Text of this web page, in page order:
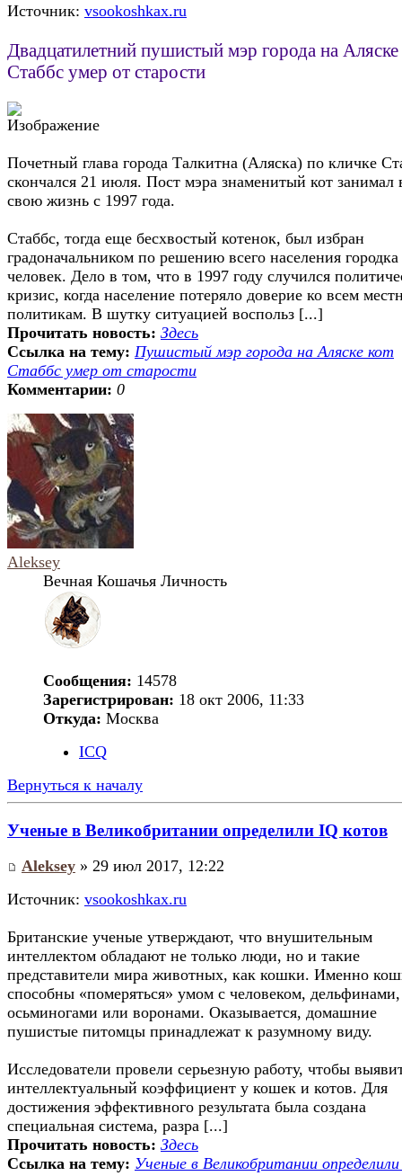
Источник: vsookoshkax.ru
Двадцатилетний пушистый мэр города на Аляске
Стаббс умер от старости
Почетный глава города Талкитна (Аляска) по кличке
скончался 21 июля. Пост мэра знаменитый кот занимал
свою жизнь с 1997 года.
Стаббс, тогда еще бесхвостый котенок, был избран
градоначальником по решению всего населения
человек. Дело в том, что в 1997 году случился
кризис, когда население потеряло доверие ко всем
политикам. В шутку ситуацией воспольз [...]
Прочитать новость: Здесь
Ссылка на тему: Пушистый мэр города на Аляске кот
Стаббс умер от старости
Комментарии: 0
Aleksey
Вечная Кошачья Личность
Сообщения: 14578
Зарегистрирован: 18 окт 2006, 11:33
Откуда: Москва
ICQ
Вернуться к началу
Ученые в Великобритании определили IQ котов
Aleksey » 29 июл 2017, 12:22
Источник: vsookoshkax.ru
Британские ученые утверждают, что внушительным
интеллектом обладают не только люди, но и такие
представители мира животных, как кошки. Именно
способны «померяться» умом с человеком, дельфинами,
осьминогами или воронами. Оказывается, домашние
пушистые питомцы принадлежат к разумному виду.
Исследователи провели серьезную работу, чтобы
интеллектуальный коэффициент у кошек и котов. Для
достижения эффективного результата была создана
специальная система, разра [...]
Прочитать новость: Здесь
Ссылка на тему: Ученые в Великобритании